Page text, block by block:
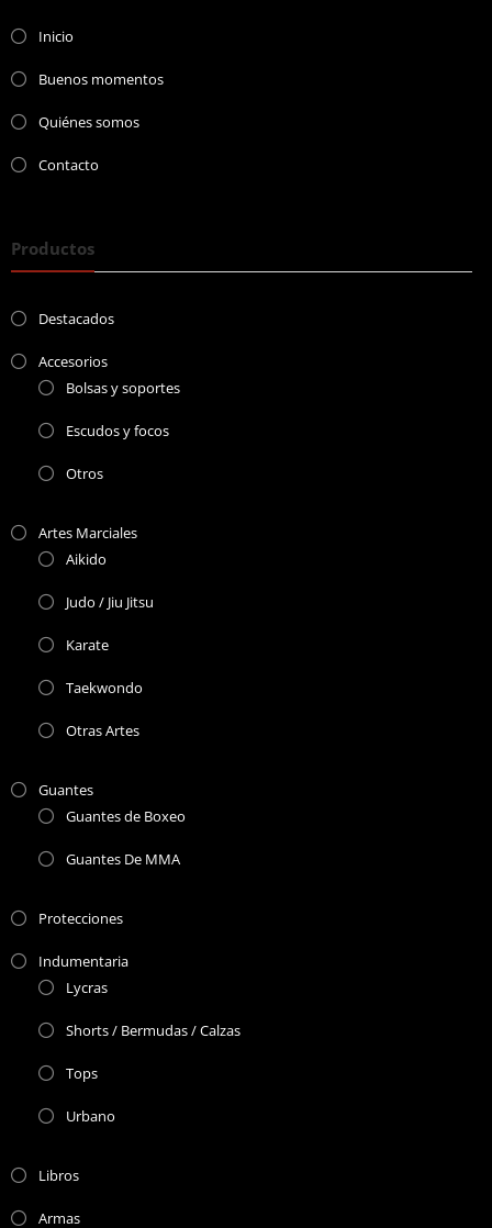
Inicio
Buenos momentos
Quiénes somos
Contacto
Productos
Destacados
Accesorios
Bolsas y soportes
Escudos y focos
Otros
Artes Marciales
Aikido
Judo / Jiu Jitsu
Karate
Taekwondo
Otras Artes
Guantes
Guantes de Boxeo
Guantes De MMA
Protecciones
Indumentaria
Lycras
Shorts / Bermudas / Calzas
Tops
Urbano
Libros
Armas